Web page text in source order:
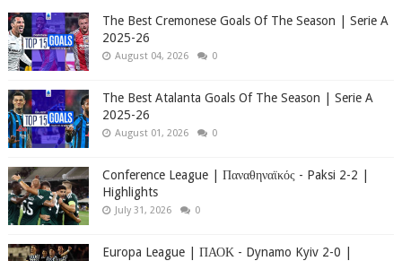
The Best Cremonese Goals Of The Season | Serie A
2025-26
August 04, 2026 0
The Best Atalanta Goals Of The Season | Serie A
2025-26
August 01, 2026 0
Conference League | Παναθηναϊκός - Paksi 2-2 |
Highlights
July 31, 2026 0
Europa League | ΠΑΟΚ - Dynamo Kyiv 2-0 |